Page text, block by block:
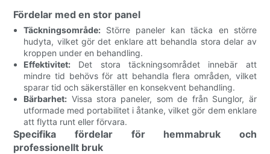
Fördelar med en stor panel
Täckningsområde: Större paneler kan täcka en större
hudyta, vilket gör det enklare att behandla stora delar av
kroppen under en behandling.
Effektivitet: Det stora täckningsområdet innebär att
mindre tid behövs för att behandla flera områden, vilket
sparar tid och säkerställer en konsekvent behandling.
Bärbarhet: Vissa stora paneler, som de från Sunglor, är
utformade med portabilitet i åtanke, vilket gör dem enklare
att flytta runt eller förvara.
Specifika fördelar för hemmabruk och
professionellt bruk